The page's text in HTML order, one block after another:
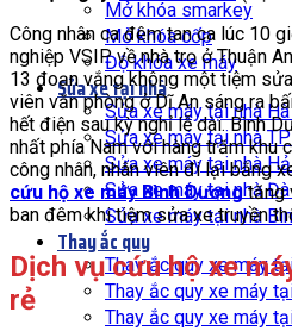
Mở khóa smarkey
Mở khóa cốp
Độ khóa xe máy
Sửa xe tại nhà
Sửa xe máy tại nhà
Sửa xe máy tại nhà
Sửa xe máy tại nhà
Sửa xe máy tại nhà
Sửa xe máy tại nhà
Thay ắc quy
Thay ắc quy xe máy
Thay ắc quy xe máy
Thay ắc quy xe máy
Công nhân ca đêm tan ca lúc 10
nghiệp VSIP về nhà trọ ở Thuận
13 đoạn vắng không một tiệm
viên văn phòng ở Dĩ An sáng ra
hết điện sau kỳ nghỉ lễ dài. Bình
nhất phía Nam với hàng trăm khu
công nhân, nhân viên đi lại bằng
cứu hộ xe máy Bình Dươngtăng
ban đêm khi tiệm sửa xe truyền
Dịch vụ cứu hộ xe
rẻ